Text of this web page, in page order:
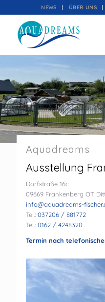
NEWS ÜBER UNS
Aquadreams
Ausstellung
Dorfstraße 16c
09669 Frankenberg OT
info@aquadreams-
Tel.: 037206 / 881772
Tel.: 0162 / 4248320
Termin nach